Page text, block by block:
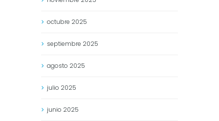
octubre 2025
septiembre 2025
agosto 2025
julio 2025
junio 2025